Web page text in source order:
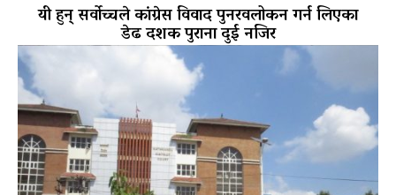
यी हुन् सर्वोच्चले कांग्रेस विवाद पुनरवलोकन गर्न लिएका
डेढ दशक पुराना दुई नजिर